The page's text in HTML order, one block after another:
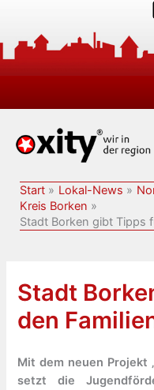
springen
Start Lokal-News
Kreis Borken
Stadt Borken gibt Tipps
Stadt
den
Mit dem neuen Projekt
setzt die